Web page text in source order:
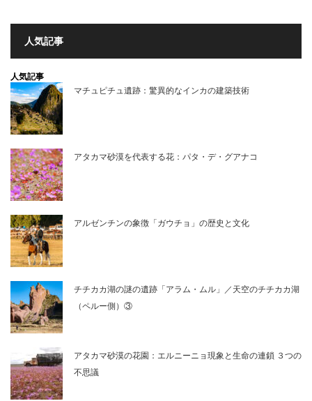
人気記事
人気記事
マチュピチュ遺跡：驚異的なインカの建築技術
アタカマ砂漠を代表する花：パタ・デ・グアナコ
アルゼンチンの象徴「ガウチョ」の歴史と文化
チチカカ湖の謎の遺跡「アラム・ムル」／天空のチチカカ湖
（ペルー側）③
アタカマ砂漠の花園：エルニーニョ現象と生命の連鎖 ３つの
不思議